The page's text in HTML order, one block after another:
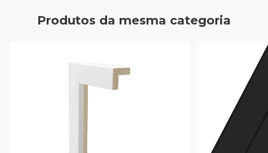
Produtos da mesma categoria